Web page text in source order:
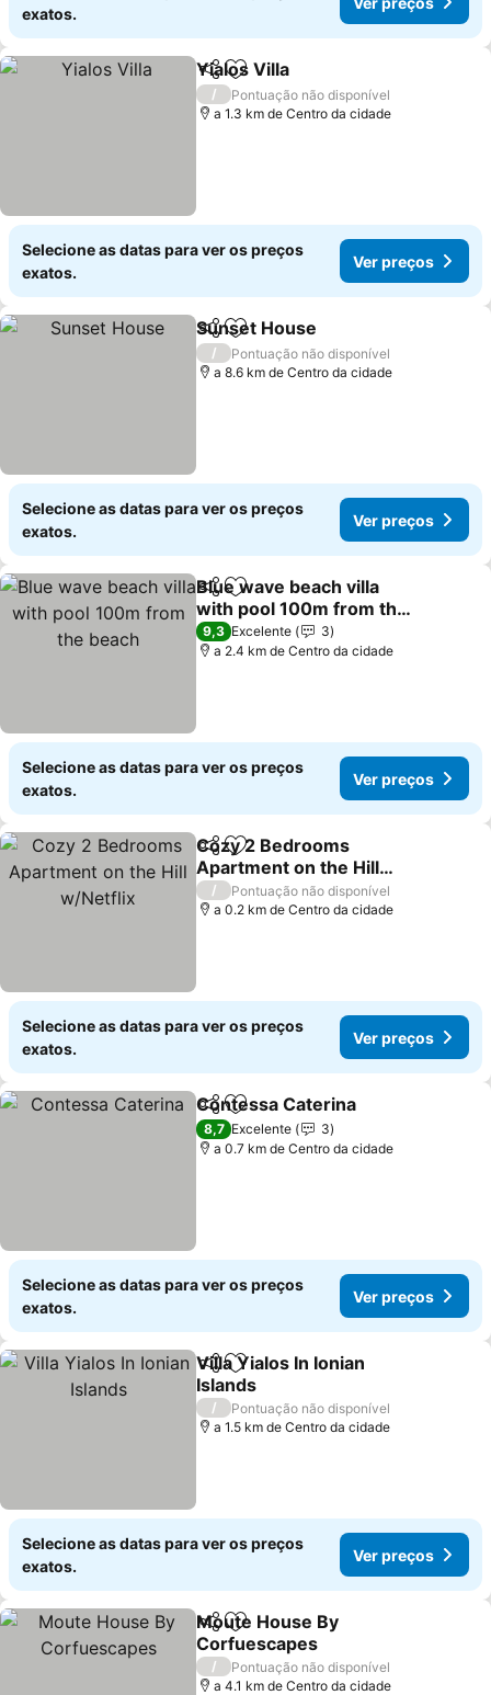
exatos.
PartilharAdicionar aos favoritos
Yialos Villa
/
Pontuação não disponível
a 1.3 km de Centro da cidade
Selecione as datas para ver os preços
exatos.
Ver preços
PartilharAdicionar aos favoritos
Sunset House
/
Pontuação não disponível
a 8.6 km de Centro da cidade
Selecione as datas para ver os preços
exatos.
Ver preços
PartilharAdicionar aos favoritos
Blue wave beach villa
with pool 100m from the
beach
9,3 Excelente
3
a 2.4 km de Centro da cidade
Selecione as datas para ver os preços
exatos.
Ver preços
PartilharAdicionar aos favoritos
Cozy 2 Bedrooms
Apartment on the Hill
w/Netflix
/
Pontuação não disponível
a 0.2 km de Centro da cidade
Selecione as datas para ver os preços
exatos.
Ver preços
PartilharAdicionar aos favoritos
Contessa Caterina
8,7 Excelente
3
a 0.7 km de Centro da cidade
Selecione as datas para ver os preços
exatos.
Ver preços
PartilharAdicionar aos favoritos
Villa Yialos In Ionian
Islands
/
Pontuação não disponível
a 1.5 km de Centro da cidade
Selecione as datas para ver os preços
exatos.
Ver preços
PartilharAdicionar aos favoritos
Moute House By
Corfuescapes
/
Pontuação não disponível
a 4.1 km de Centro da cidade